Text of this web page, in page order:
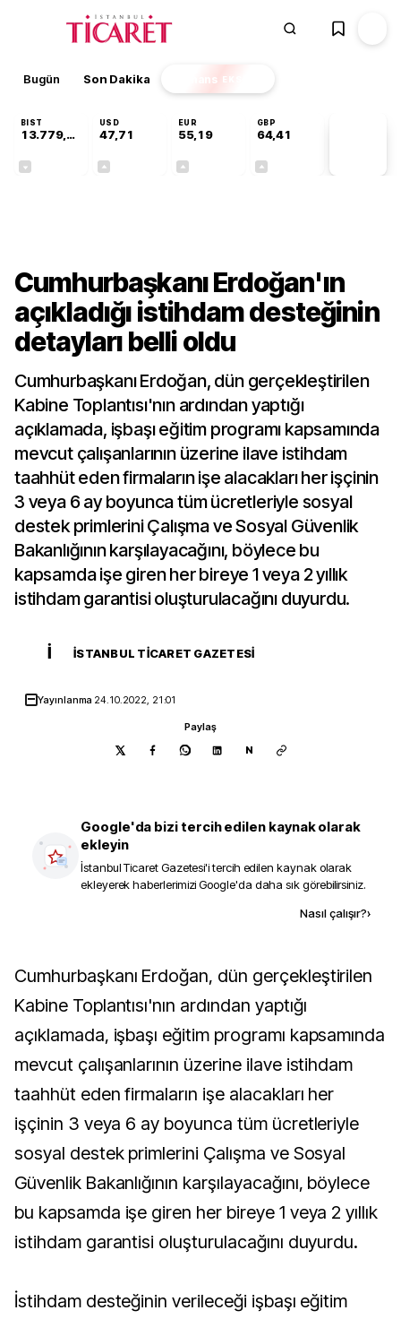
Bugün Son Dakika Finans EKSTRA
BIST
13.779,39
USD
47,71
EUR
55,19
GBP
64,41
Cumhurbaşkanı Erdoğan'ın
açıkladığı istihdam desteğinin
detayları belli oldu
Cumhurbaşkanı Erdoğan, dün gerçekleştirilen
Kabine Toplantısı'nın ardından yaptığı
açıklamada, işbaşı eğitim programı kapsamında
mevcut çalışanlarının üzerine ilave istihdam
taahhüt eden firmaların işe alacakları her işçinin
3 veya 6 ay boyunca tüm ücretleriyle sosyal
destek primlerini Çalışma ve Sosyal Güvenlik
Bakanlığının karşılayacağını, böylece bu
kapsamda işe giren her bireye 1 veya 2 yıllık
istihdam garantisi oluşturulacağını duyurdu.
İ İSTANBUL TICARET GAZETESI
Yayınlanma 24.10.2022, 21:01
Paylaş
N
Google'da bizi tercih edilen kaynak olarak
ekleyin
İstanbul Ticaret Gazetesi'i tercih edilen kaynak olarak
ekleyerek haberlerimizi Google'da daha sık görebilirsiniz.
Nasıl çalışır?›
Cumhurbaşkanı Erdoğan, dün gerçekleştirilen
Kabine Toplantısı'nın ardından yaptığı
açıklamada, işbaşı eğitim programı kapsamında
mevcut çalışanlarının üzerine ilave istihdam
taahhüt eden firmaların işe alacakları her
işçinin 3 veya 6 ay boyunca tüm ücretleriyle
sosyal destek primlerini Çalışma ve Sosyal
Güvenlik Bakanlığının karşılayacağını, böylece
bu kapsamda işe giren her bireye 1 veya 2 yıllık
istihdam garantisi oluşturulacağını duyurdu.
İstihdam desteğinin verileceği işbaşı eğitim